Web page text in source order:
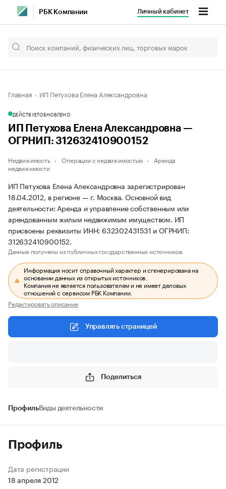
РБК Компании Личный кабинет
Главная ИП Петухова Елена Александровна
ДЕЙСТВУЕТОБНОВЛЕНО
ИП Петухова Елена Александровна —
ОГРНИП: 312632410900152
Недвижимость Операции с недвижимостью
Аренда
недвижимости
ИП Петухова Елена Александровна зарегистрирован
18.04.2012, в регионе — г. Москва. Основной вид
деятельности: Аренда и управление собственным или
арендованным жилым недвижимым имуществом. ИП
присвоены реквизиты ИНН: 632302431531 и ОГРНИП:
312632410900152.
Данные получены из публичных государственных источников.
Информация носит справочный характер и сгенерирована на
основании данных из открытых источников.
Компания не является пользователем и не имеет деловых
отношений с сервисом РБК Компании.
Редактировать описание
Управлять страницей
Поделиться
ПрофильВиды деятельности
Профиль
Дата регистрации
18 апреля 2012